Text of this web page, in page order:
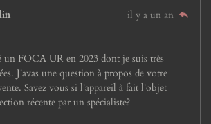
il y a un an
un FOCA UR en 2023 dont je suis très
J'avas une question à propos de votre
Savez vous si l'appareil à fait l'objet
récente par un spécialiste?